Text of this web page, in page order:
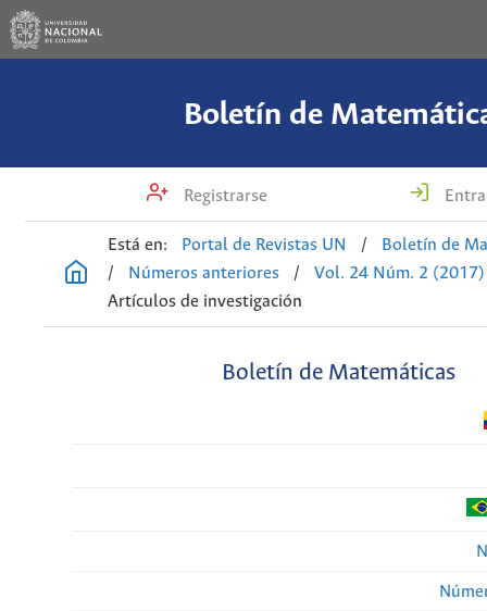
Boletín de
Registrarse
Está en: Portal de Revistas UN /
Boletín de
/
Números anteriores /
Vol. 24 Núm. 2 (2017)
Artículos de investigación
Boletín de Matemáticas